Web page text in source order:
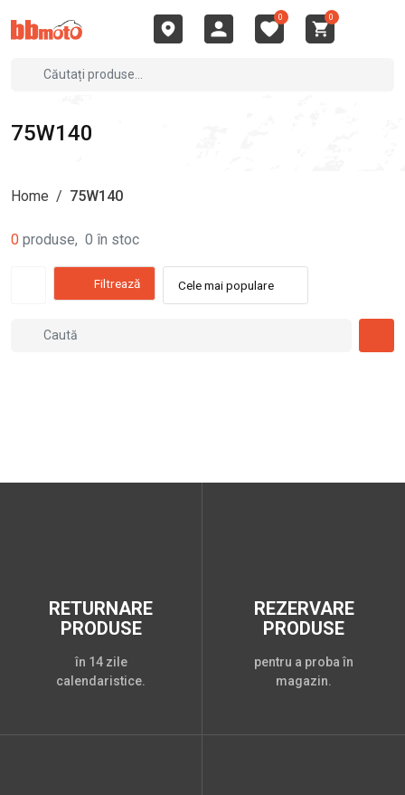
0 0
75W140
Home / 75W140
0 produse, 0 în stoc
Filtrează Cele mai populare
RETURNARE
PRODUSE
în 14 zile
calendaristice.
REZERVARE
PRODUSE
pentru a proba în
magazin.